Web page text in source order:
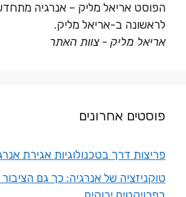
הפוסט אריאל מליק – אנרגיה
לראשונה ב-אריאל מליק.
אריאל מליק - צוות האתר
פוסטים אחרונים
פריצות דרך בטכנולוגיות אגירת
טוקניזציה של אנרגיה: כך גם